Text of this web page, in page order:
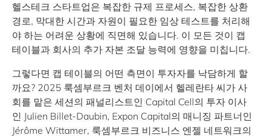
헬스테크 스타트업은 복잡한 규제 프로세스, 복잡한 상환
경로, 막대한 시간과 자원이 필요한 임상 테스트를 처리해
야 하는 어려운 상황에 직면해 있습니다. 이 모든 것이 캡
테이블과 회사의 추가 자본 조달 능력에 영향을 미칩니다.
그렇다면 캡 테이블의 어떤 측면이 투자자를 낙담하게 할
까요? 2025 룩셈부르크 벤처 데이에서 헬레란타 씨가 사
회를 맡은 세션의 패널리스트인 Capital Cell의 투자 이사
인 Julien Billet-Daubin, Expon Capital의 매니징 파트너인
Jérôme Wittamer, 룩셈부르크 비즈니스 엔젤 네트워크의